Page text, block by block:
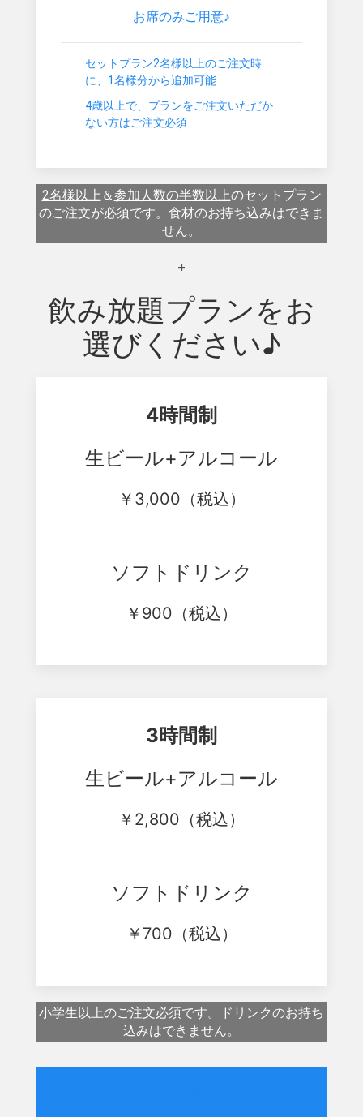
お席のみご用意♪
セットプラン2名様以上のご注文時
に、1名様分から追加可能
4歳以上で、プランをご注文いただか
ない方はご注文必須
2名様以上 ＆参加人数の半数以上のセットプラン
のご注文が必須です。食材のお持ち込みはできま
せん。
+
飲み放題プランをお
選びください♪
4時間制
生ビール+アルコール
￥ 3,000 （税込）
ソフトドリンク
￥ 900 （税込）
3時間制
生ビール+アルコール
￥ 2,800 （税込）
ソフトドリンク
￥ 700 （税込）
小学生以上のご注文必須です。ドリンクのお持ち
込みはできません。